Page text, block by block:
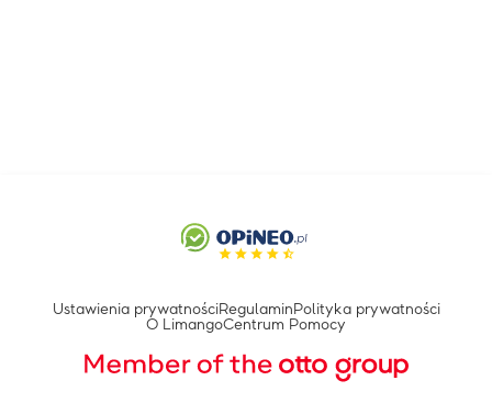
Ustawienia prywatnościRegulamin Polityka prywatności
O LimangoCentrum Pomocy